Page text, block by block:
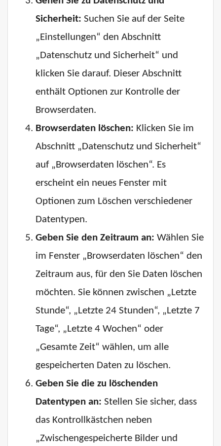
Sicherheit: Suchen Sie auf der Seite
„Einstellungen“ den Abschnitt
„Datenschutz und Sicherheit“ und
klicken Sie darauf. Dieser Abschnitt
enthält Optionen zur Kontrolle der
Browserdaten.
Browserdaten löschen: Klicken Sie im
Abschnitt „Datenschutz und Sicherheit“
auf „Browserdaten löschen“. Es
erscheint ein neues Fenster mit
Optionen zum Löschen verschiedener
Datentypen.
Geben Sie den Zeitraum an: Wählen Sie
im Fenster „Browserdaten löschen“ den
Zeitraum aus, für den Sie Daten löschen
möchten. Sie können zwischen „Letzte
Stunde“, „Letzte 24 Stunden“, „Letzte 7
Tage“, „Letzte 4 Wochen“ oder
„Gesamte Zeit“ wählen, um alle
gespeicherten Daten zu löschen.
Geben Sie die zu löschenden
Datentypen an: Stellen Sie sicher, dass
das Kontrollkästchen neben
„Zwischengespeicherte Bilder und